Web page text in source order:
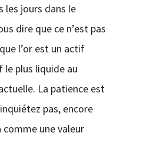
les jours dans le
dire que ce n’est pas
l’or est un actif
le plus liquide au
La patience est
pas, encore
comme une valeur